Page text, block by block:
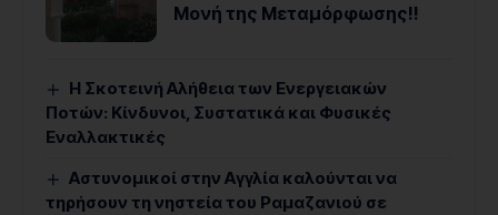
Μονή της Μεταμόρφωσης!!
Η Σκοτεινή Αλήθεια των Ενεργειακών
Ποτών: Κίνδυνοι, Συστατικά και Φυσικές
Εναλλακτικές
Αστυνομικοί στην Αγγλία καλούνται να
τηρήσουν τη νηστεία του Ραμαζανιού σε